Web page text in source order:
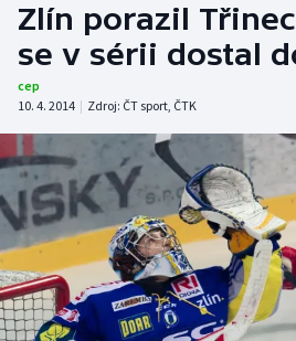
Hokej
Atletika
Cyklistika
DALŠÍ SPORTY
Americký fotbal
NEPŘEHLÉDNĚTE
Zlín porazil
se v sérii dostal
cep
10. 4. 2014 | Zdroj: ČT sport, ČTK